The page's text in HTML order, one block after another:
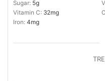
Sugar: 5g
Vitamin C: 32mg
Iron: 4mg